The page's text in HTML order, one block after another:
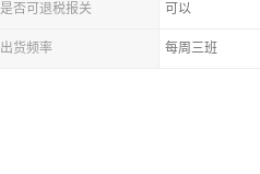
是否可退税报关 可以
出货频率 每周三班